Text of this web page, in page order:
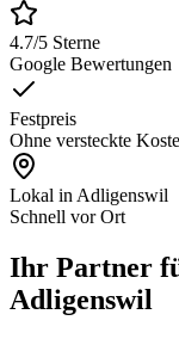
4.7/5 Sterne
Google Bewertungen
Festpreis
Ohne versteckte
Lokal in Adligenswil
Schnell vor Ort
Ihr Partner
Adligenswil